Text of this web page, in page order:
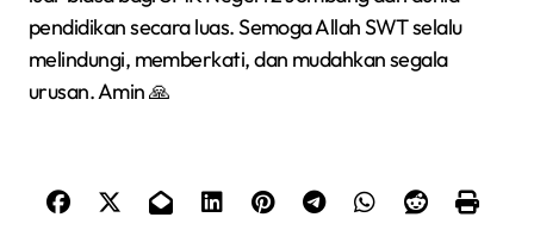
pendidikan secara luas. Semoga Allah SWT selalu
melindungi, memberkati, dan mudahkan segala
urusan. Amin 🙏